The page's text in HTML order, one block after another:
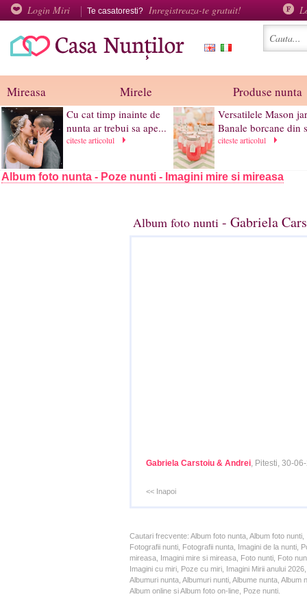
Login Miri Te casatoresti? Inregistreaza-te gratuit!
Mireasa Mirele Produse nunta
Cu cat timp inainte de
nunta ar trebui sa ape...
citeste articolul
Versatilele Mason
Banale borcane din
citeste articolul
Album foto nunta - Poze nunti - Imagini mire si mireasa
Album foto nunti - Gabriela
Gabriela Carstoiu & Andrei, Pitesti, 30-
<< Inapoi
Cautari frecvente: Album foto nunta, Album foto
Fotografii nunti, Fotografii nunta, Imagini de la nunti,
mireasa, Imagini mire si mireasa, Foto nunti, Foto
Imagini cu miri, Poze cu miri, Imagini Mirii anului
Albumuri nunta, Albumuri nunti, Albume nunta,
Album online si Album foto on-line, Poze nunti.